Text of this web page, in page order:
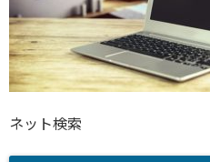
ネット検索